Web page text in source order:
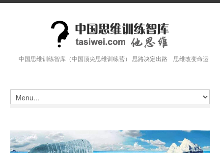
中国思维训练智库（中国顶尖思维训练营） 思路决定出路 思维改变命运